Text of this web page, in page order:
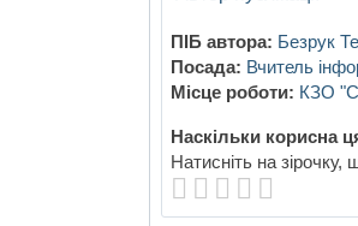
ПІБ автора: Безрук
Посада: Вчитель
Місце роботи: КЗО
Наскільки корисна
Натисніть на зірочку,